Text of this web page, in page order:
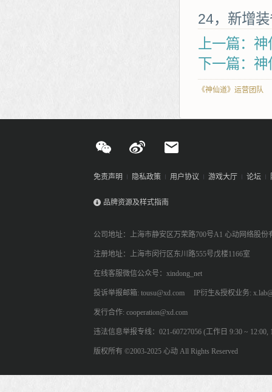
24，新增
上一篇：
下一篇：
《神仙道》运营团队
免责声明 隐私政策 用户协议 游戏大厅 论坛
品牌资源及样式指南
公司地址：上海市静安区万荣路700号A1 心动网络股份
注册地址：上海市闵行区东川路555号戊楼1166室
在线客服微信公众号：xindong_net
投诉举报邮箱: tousu@xd.com IP衍生&授权业务:
发行合作: cooperation@xd.com
违法信息举报专线：021-60727056 (工作日 9:30 ~ 12:00,
版权所有 ©2003-2025 心动 All Rights Reserved